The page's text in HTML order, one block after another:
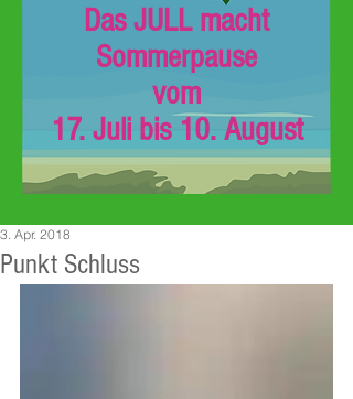
Das JULL macht
Sommerpause
vom
17. Juli bis 10. August
Punkt Schluss
3. Apr. 2018